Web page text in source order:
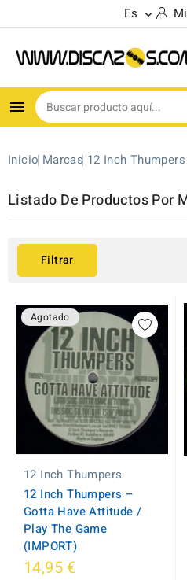
Es 

Inicio Marcas 12 Inch Thumpers
Listado De Productos Por
Filtrar
Agotado
12 Inch Thumpers
12 Inch Thumpers –
Gotta Have Attitude /
Play The Game
(IMPORT)
14,95 €